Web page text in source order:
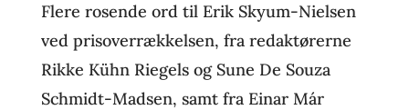
Flere rosende ord til Erik Skyum-Nielsen
ved prisoverrækkelsen, fra redaktørerne
Rikke Kühn Riegels og Sune De Souza
Schmidt-Madsen, samt fra Einar Már